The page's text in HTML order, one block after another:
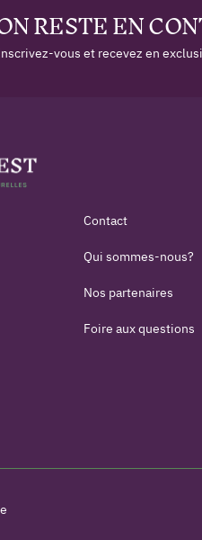
RESTE EN
vous et recevez en
Contact
Qui sommes-nous?
Nos partenaires
Foire aux questions